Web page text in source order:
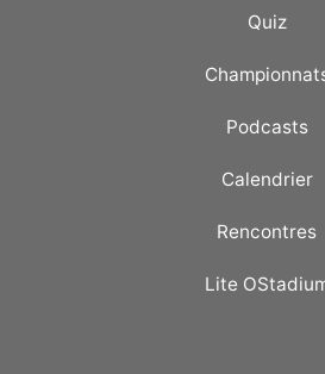
Quiz
Podcasts
Calendrier
Rencontres
Lite